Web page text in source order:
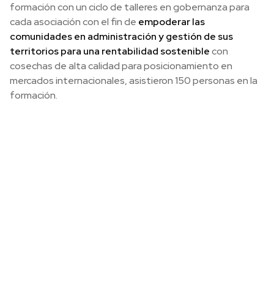
formación con un ciclo de talleres en gobernanza para
cada asociación con el fin de empoderar las
comunidades en administración y gestión de sus
territorios para una rentabilidad sosteniblecon
cosechas de alta calidad para posicionamiento en
mercados internacionales, asistieron 150 personas en la
formación.